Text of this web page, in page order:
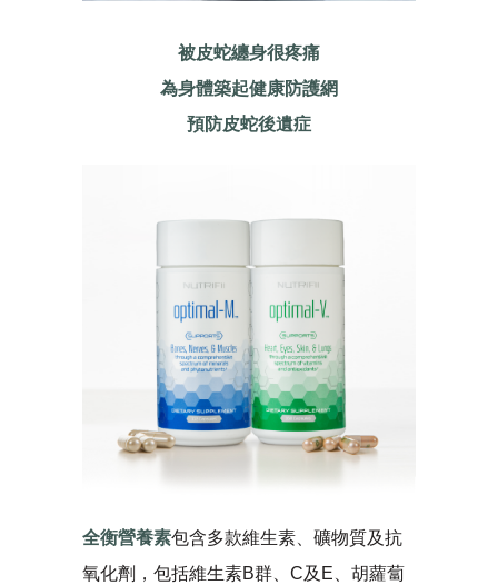
被皮蛇纏身很疼痛
為身體築起健康防護網
預防皮蛇後遺症
全衡營養素包含多款維生素、礦物質及抗
氧化劑，包括維生素B群、C及E、胡蘿蔔